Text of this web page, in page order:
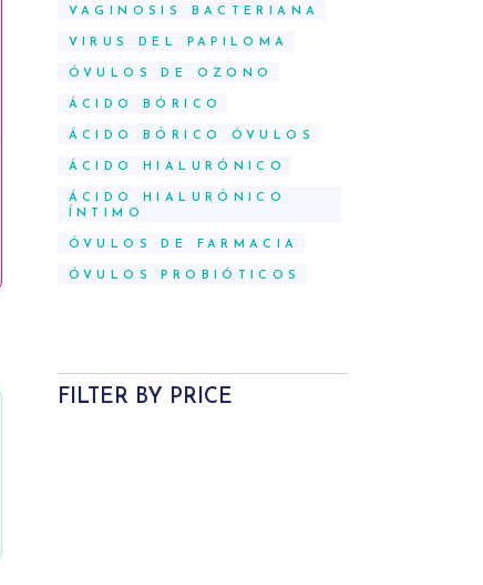
VAGINOSIS BACTERIANA
VIRUS DEL PAPILOMA
ÓVULOS DE OZONO
ÁCIDO BÓRICO
ÁCIDO BÓRICO ÓVULOS
ÁCIDO HIALURÓNICO
ÁCIDO HIALURÓNICO
ÍNTIMO
ÓVULOS DE FARMACIA
ÓVULOS PROBIÓTICOS
FILTER BY PRICE